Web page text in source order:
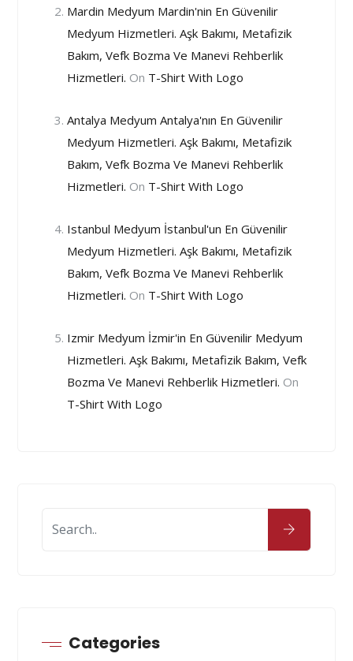
Mardin Medyum Mardin'nin En Güvenilir
Medyum Hizmetleri. Aşk Bakımı, Metafizik
Bakım, Vefk Bozma Ve Manevi Rehberlik
Hizmetleri. On T-Shirt With Logo
Antalya Medyum Antalya'nın En Güvenilir
Medyum Hizmetleri. Aşk Bakımı, Metafizik
Bakım, Vefk Bozma Ve Manevi Rehberlik
Hizmetleri. On T-Shirt With Logo
Istanbul Medyum İstanbul'un En Güvenilir
Medyum Hizmetleri. Aşk Bakımı, Metafizik
Bakım, Vefk Bozma Ve Manevi Rehberlik
Hizmetleri. On T-Shirt With Logo
Izmir Medyum İzmir'in En Güvenilir Medyum
Hizmetleri. Aşk Bakımı, Metafizik Bakım, Vefk
Bozma Ve Manevi Rehberlik Hizmetleri. On
T-Shirt With Logo
Categories